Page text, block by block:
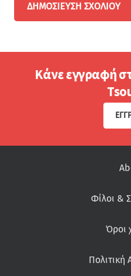
ΔΗΜΟΣΊΕΥΣΗ ΣΧΟΛΊΟΥ
Κάνε εγγραφή
Φίλοι &
Όροι
Πολιτική